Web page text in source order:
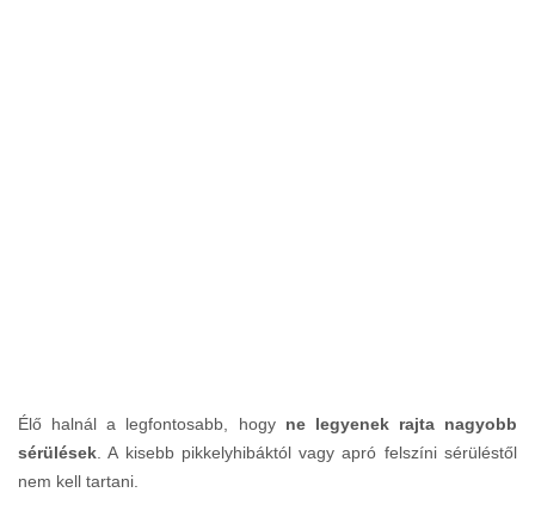
Élő halnál a legfontosabb, hogy ne legyenek rajta nagyobb
sérülések . A kisebb pikkelyhibáktól vagy apró felszíni sérüléstől
nem kell tartani.